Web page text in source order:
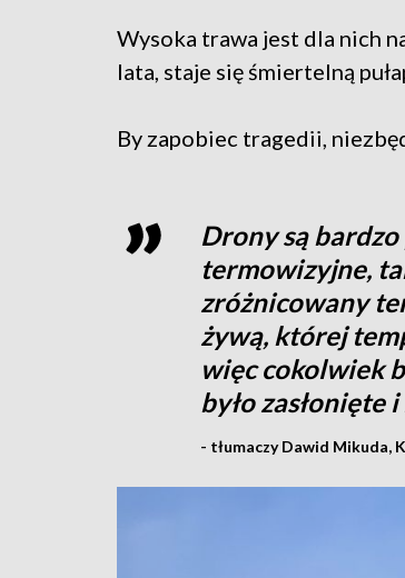
Wysoka trawa jest dla nich
lata, staje się śmiertelną
By zapobiec tragedii,
Drony są
termowizyjne,
zróżnicowany
żywą, której
więc cokolwiek
było zasłonięte
- tłumaczy Dawid Mikuda,